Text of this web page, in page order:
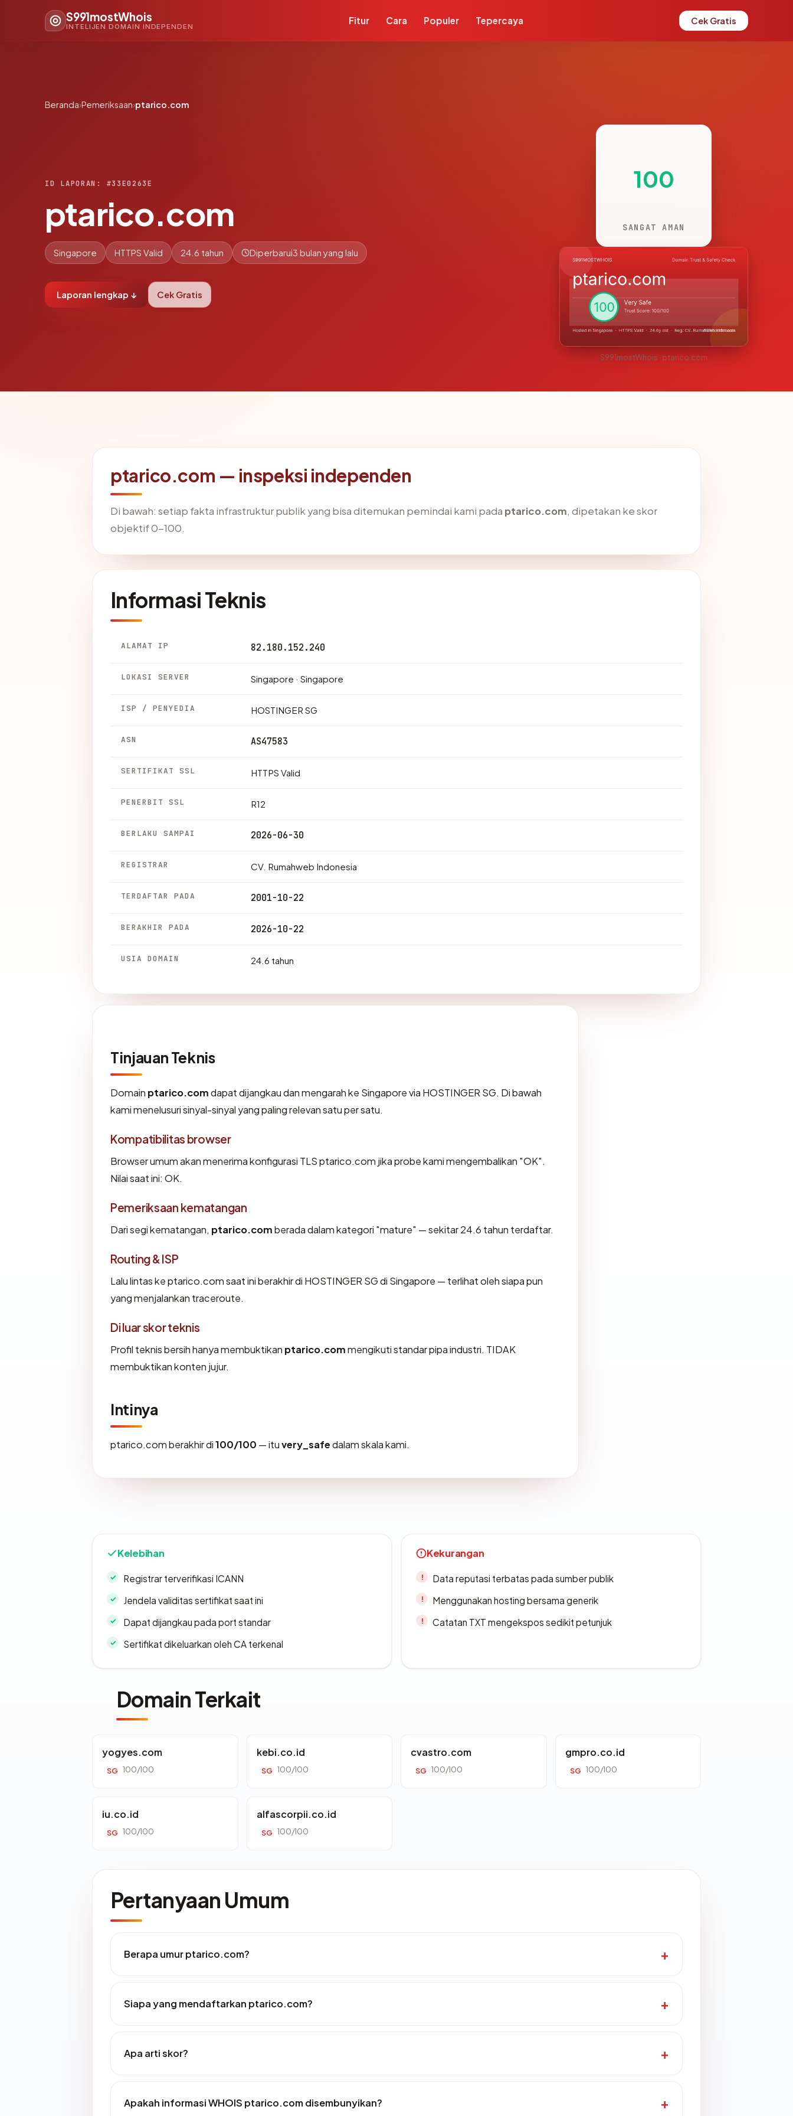
S991mostWhois
INTELIJEN DOMAIN INDEPENDEN
Fitur Cara Populer Tepercaya Cek Gratis
Beranda›Pemeriksaan›ptarico.com
ID LAPORAN: #33E0263E
ptarico.com
Singapore HTTPS Valid 24.6 tahun Diperbarui3 bulan yang lalu
Laporan lengkap ↓ Cek Gratis
100
SANGAT AMAN
S991mostWhois · ptarico.com
ptarico.com — inspeksi independen
Di bawah: setiap fakta infrastruktur publik yang bisa ditemukan pemindai kami pada ptarico.com, dipetakan ke skor
objektif 0-100.
Informasi Teknis
ALAMAT IP 82.180.152.240
LOKASI SERVER Singapore · Singapore
ISP / PENYEDIA HOSTINGER SG
ASN AS47583
SERTIFIKAT SSL HTTPS Valid
PENERBIT SSL R12
BERLAKU SAMPAI 2026-06-30
REGISTRAR CV. Rumahweb Indonesia
TERDAFTAR PADA 2001-10-22
BERAKHIR PADA 2026-10-22
USIA DOMAIN 24.6 tahun
Tinjauan Teknis
Domain ptarico.comdapat dijangkau dan mengarah ke Singapore via HOSTINGER SG. Di bawah
kami menelusuri sinyal-sinyal yang paling relevan satu per satu.
Kompatibilitas browser
Browser umum akan menerima konfigurasi TLS ptarico.com jika probe kami mengembalikan "OK".
Nilai saat ini: OK.
Pemeriksaan kematangan
Dari segi kematangan, ptarico.comberada dalam kategori "mature" — sekitar 24.6 tahun terdaftar.
Routing & ISP
Lalu lintas ke ptarico.com saat ini berakhir di HOSTINGER SG di Singapore — terlihat oleh siapa pun
yang menjalankan traceroute.
Di luar skor teknis
Profil teknis bersih hanya membuktikan ptarico.commengikuti standar pipa industri. TIDAK
membuktikan konten jujur.
Intinya
ptarico.com berakhir di100/100 — ituvery_safedalam skala kami.
Kelebihan
Registrar terverifikasi ICANN
Jendela validitas sertifikat saat ini
Dapat dijangkau pada port standar
Sertifikat dikeluarkan oleh CA terkenal
Kekurangan
Data reputasi terbatas pada sumber publik
Menggunakan hosting bersama generik
Catatan TXT mengekspos sedikit petunjuk
Domain Terkait
yogyes.com
SG 100/100
kebi.co.id
SG 100/100
cvastro.com
SG 100/100
gmpro.co.id
SG 100/100
iu.co.id
SG 100/100
alfascorpii.co.id
SG 100/100
Pertanyaan Umum
Berapa umur ptarico.com?
Siapa yang mendaftarkan ptarico.com?
Apa arti skor?
Apakah informasi WHOIS ptarico.com disembunyikan?